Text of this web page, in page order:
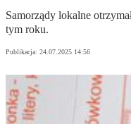
Samorządy lokalne
tym roku.
Publikacja: 24.07.2025 14:56